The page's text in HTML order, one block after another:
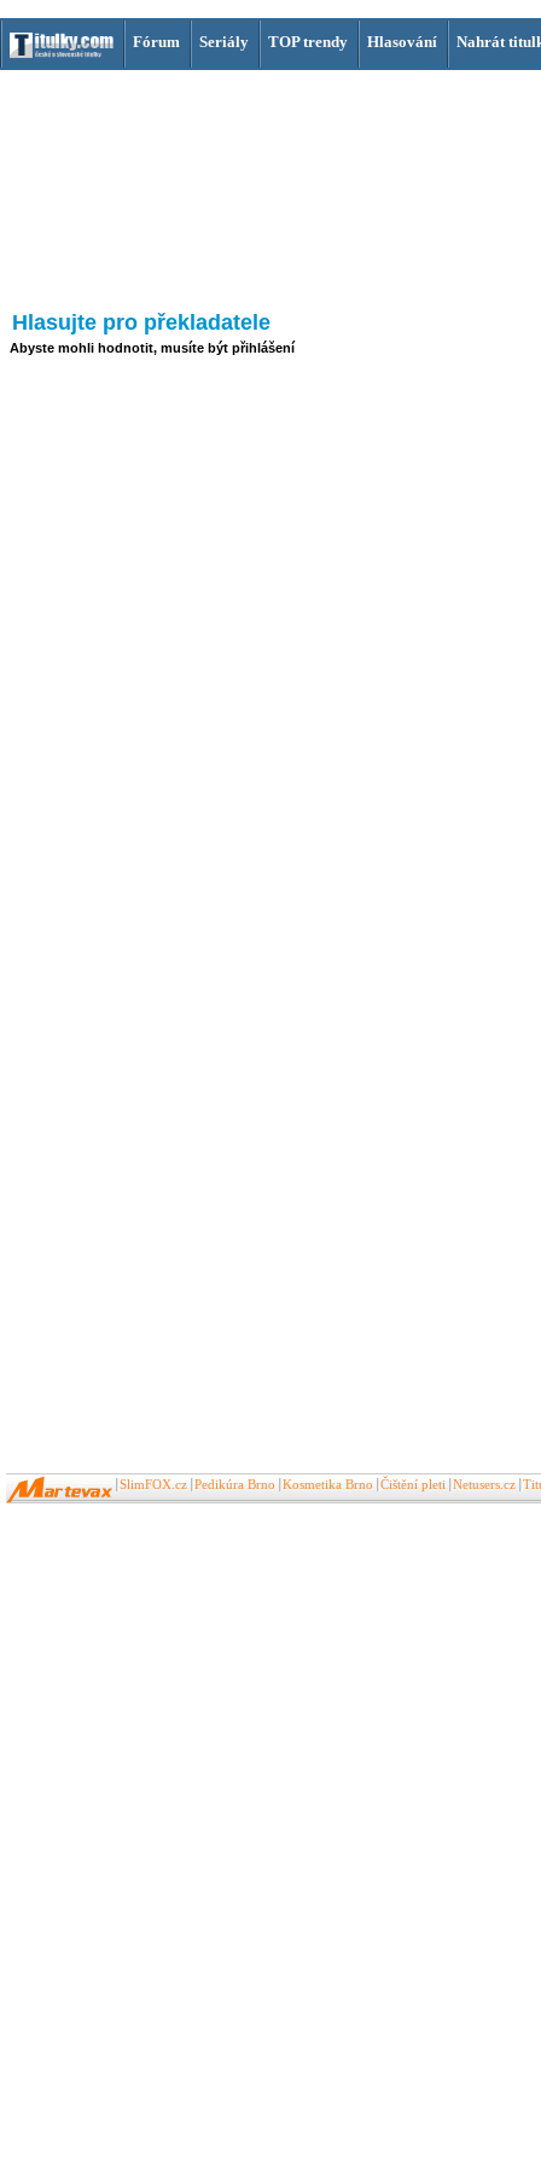
Fórum Seriály TOP trendy Hlasování Nahrát
Hlasujte pro překladatele
Abyste mohli hodnotit, musíte být přihlášení
SlimFOX.cz Pedikúra Brno Kosmetika Brno Čištění pleti Netusers.cz